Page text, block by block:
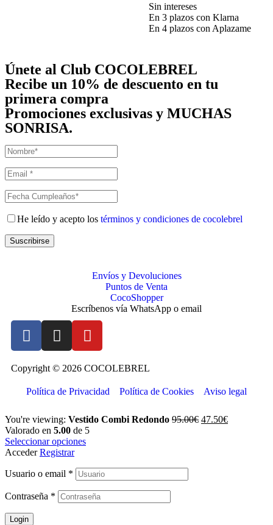
Sin intereses
En 3 plazos con Klarna
En 4 plazos con Aplazame
Únete al Club COCOLEBREL
Recibe un 10% de descuento en tu
primera compra
Promociones exclusivas y MUCHAS
SONRISA.
He leído y acepto los términos y condiciones de cocolebrel
Suscribirse
Envíos y Devoluciones
Puntos de Venta
CocoShopper
Escríbenos vía WhatsApp o email
Copyright © 2026 COCOLEBREL
Política de Privacidad Política de Cookies Aviso legal
You're viewing: Vestido Combi Redondo 95.00€ 47.50€
Valorado en 5.00 de 5
Seleccionar opciones
Acceder Registrar
Usuario o email *
Contraseña *
Login